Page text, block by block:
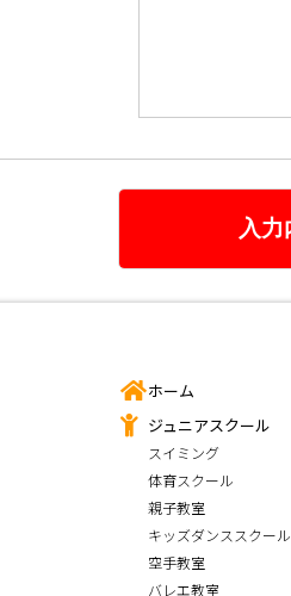
ホーム
ジュニアスクール
スイミング
体育スクール
親子教室
キッズダンススクール
空手教室
バレエ教室